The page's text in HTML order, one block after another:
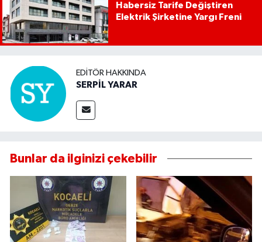
Habersiz Tarife Değiştiren
Elektrik Şirketine Yargı Freni
EDITÖR HAKKINDA
SERPİL YARAR
Bunlar da ilginizi çekebilir